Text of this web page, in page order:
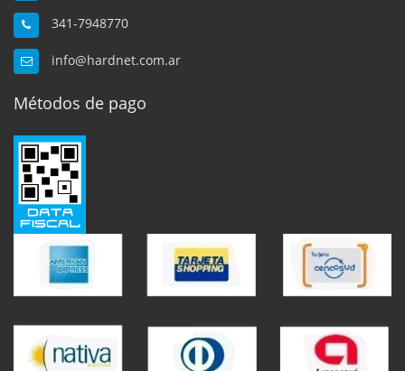
341-7948770
info@hardnet.com.ar
Métodos de pago